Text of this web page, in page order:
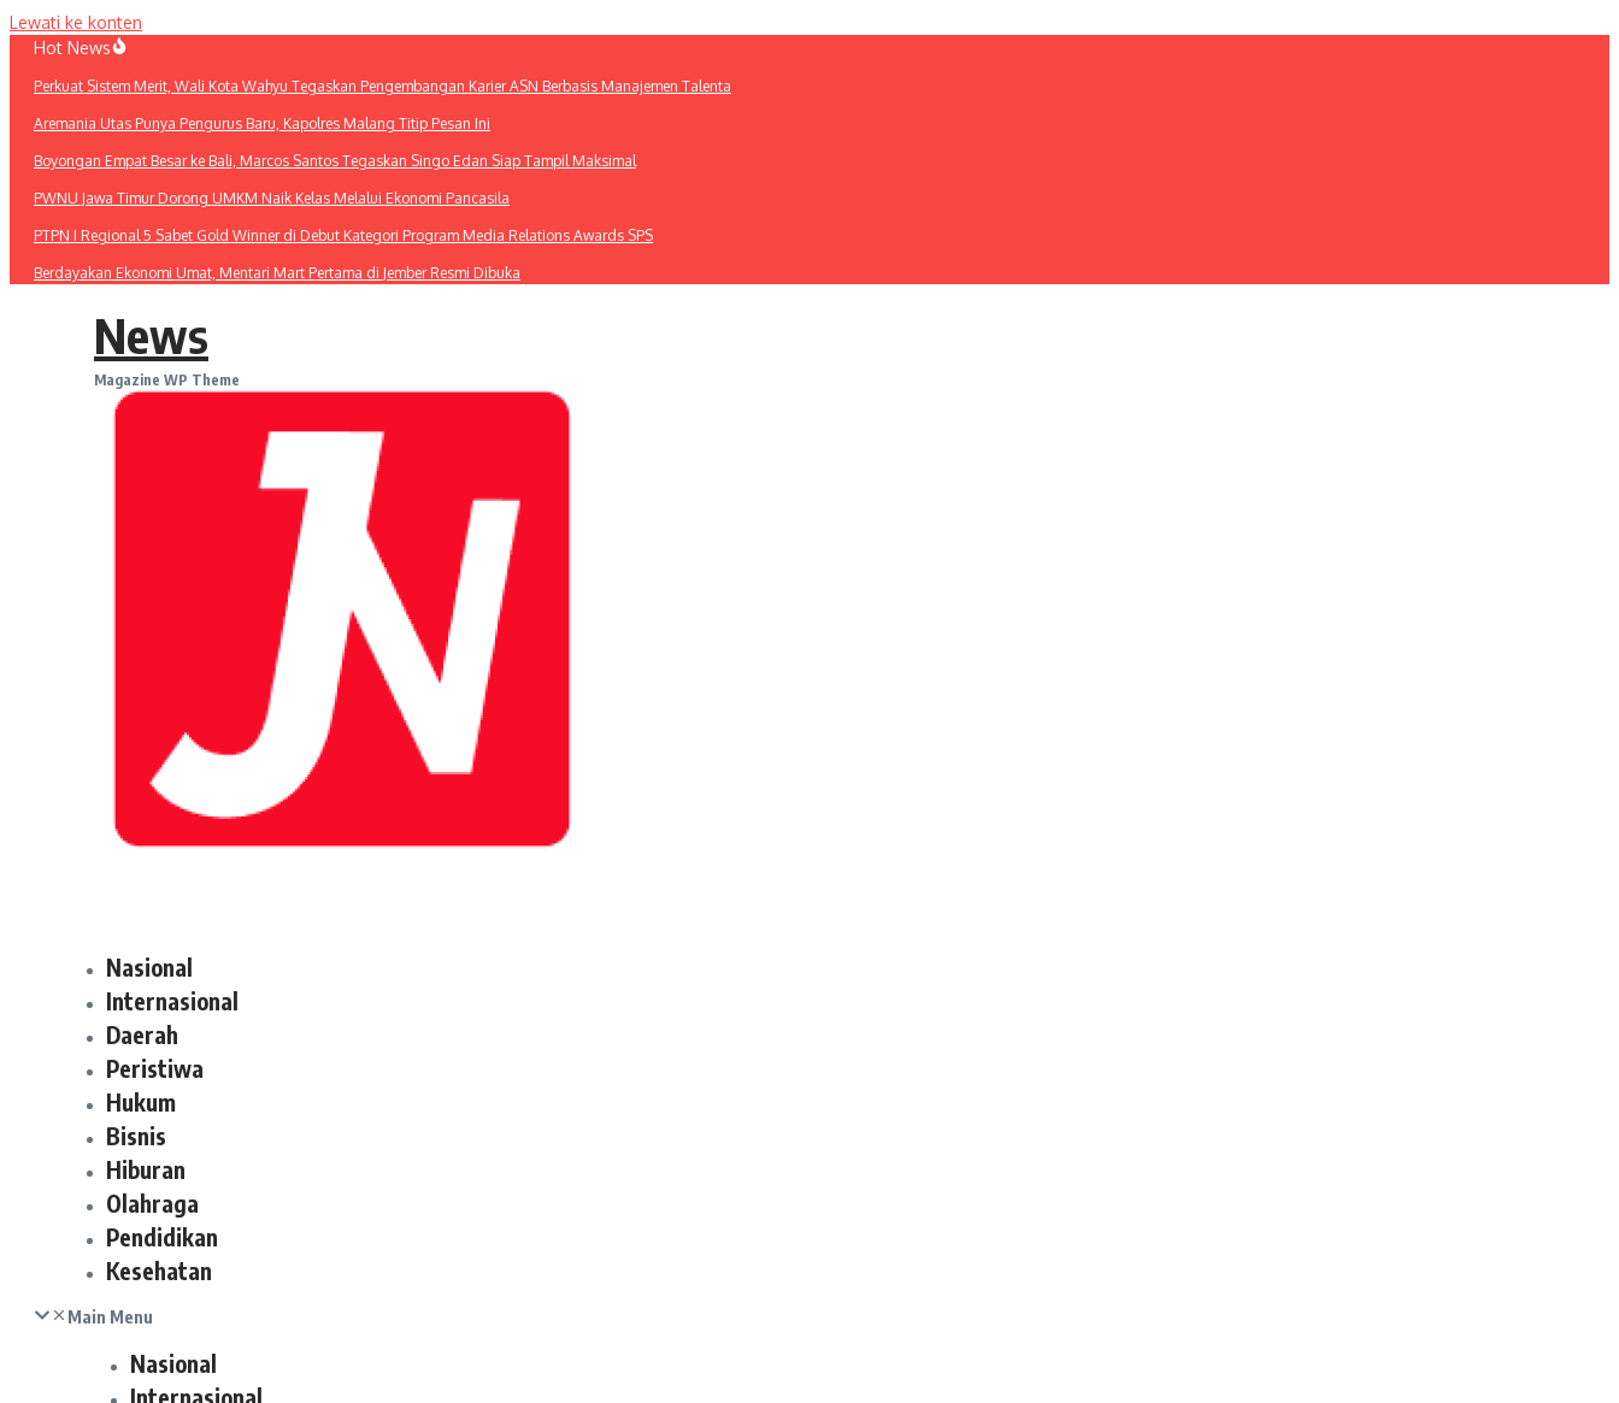
Lewati ke konten
Hot News
Perkuat Sistem Merit, Wali Kota Wahyu Tegaskan Pengembangan Karier ASN Berbasis Manajemen Talenta
Aremania Utas Punya Pengurus Baru, Kapolres Malang Titip Pesan Ini
Boyongan Empat Besar ke Bali, Marcos Santos Tegaskan Singo Edan Siap Tampil Maksimal
PWNU Jawa Timur Dorong UMKM Naik Kelas Melalui Ekonomi Pancasila
PTPN I Regional 5 Sabet Gold Winner di Debut Kategori Program Media Relations Awards SPS
Berdayakan Ekonomi Umat, Mentari Mart Pertama di Jember Resmi Dibuka
News
Magazine WP Theme
Nasional
Internasional
Daerah
Peristiwa
Hukum
Bisnis
Hiburan
Olahraga
Pendidikan
Kesehatan
Main Menu
Nasional
Internasional